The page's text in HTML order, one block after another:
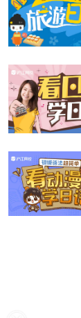
ピアノも指
ケメン、そ
一を玉木宏
上野樹里演
れる様子に
のでは。
玉木宏倾情
得帅，经常
千秋真一。
的野田惠那
而哈哈大笑
溢れんば
で、“俺様
めを思っ
か想いを